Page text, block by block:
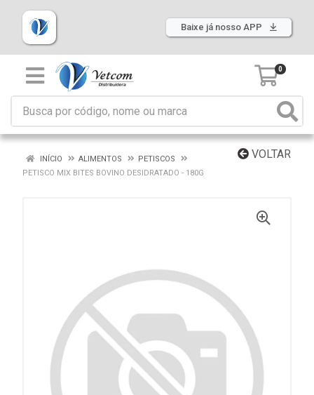
Baixe já nosso APP
0
VOLTAR
INÍCIO ALIMENTOS
PETISCOS
PETISCO MIX BITES BOVINO DESIDRATADO - 180G